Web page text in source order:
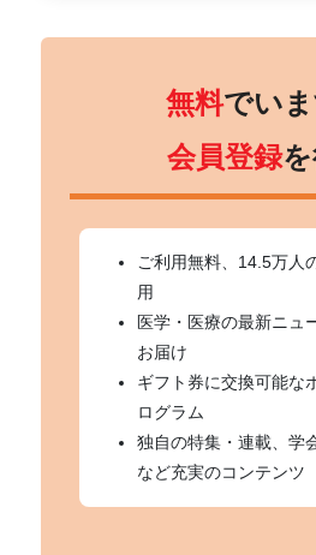
無料でい
会員登録を
ご利用無料、14.5万人
用
医学・医療の最新ニュ
お届け
ギフト券に交換可能な
ログラム
独自の特集・連載、学
など充実のコンテンツ